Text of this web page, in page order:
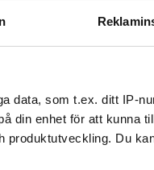
data, som t.ex. ditt IP-
din enhet för att kunna
produktutveckling. Du
aldrig av vattnet.
sig i badrummet
saken är ur världen.
om olyckan.